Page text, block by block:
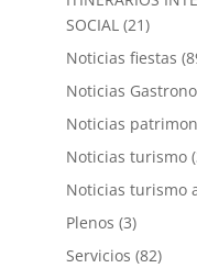
SOCIAL(21)
Noticias fiestas
Noticias
Noticias
Noticias turismo
Noticias turismo
Plenos (3)
Servicios (82)